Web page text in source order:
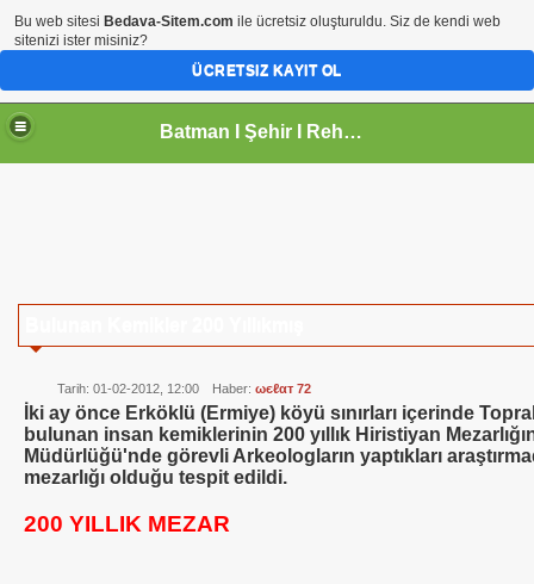
Batman I Şehir I Rehberi
Tarih: 01-02-2012, 12:00 Haber: ωєℓαт 72
İki ay önce Erköklü (Ermiye) köyü sınırları içerinde
bulunan insan kemiklerinin 200 yıllık Hiristiyan
Müdürlüğü'nde görevli Arkeologların yaptıkları
mezarlığı olduğu tespit edildi.
200 YILLIK MEZAR
Bu web sitesi Bedava-Sitem.com ile ücretsiz oluşturuldu. Siz de kendi web
sitenizi ister misiniz?
ÜCRETSIZ KAYIT OL